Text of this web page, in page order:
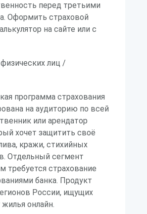
перед третьими
Оформить страховой
на сайте или с
лиц /
программа страхования
на аудиторию по всей
или арендатор
хочет защитить своё
кражи, стихийных
Отдельный сегмент
требуется страхование
банка. Продукт
России, ищущих
онлайн.